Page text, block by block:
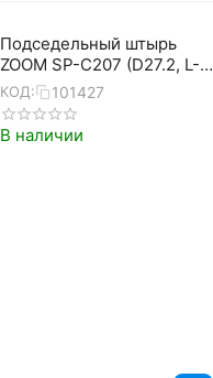
Подседельный штырь
ZOOM SP-C207 (D27.2, L-
400, чёрный матовый)
КОД: 101427
В наличии